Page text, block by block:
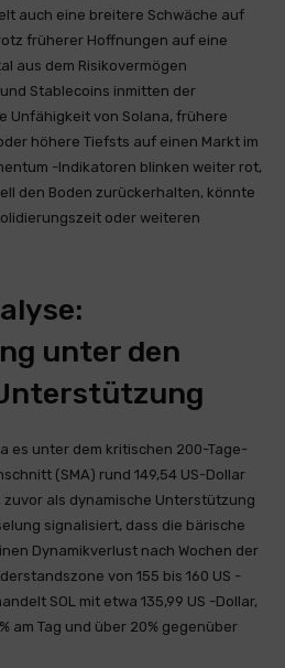
auch eine breitere Schwäche auf
früherer Hoffnungen auf eine
aus dem Risikovermögen
Stablecoins inmitten der
Unfähigkeit von Solana, frühere
höhere Tiefsts auf einen Markt im
-Indikatoren blinken weiter rot,
den Boden zurückerhalten, könnte
oder weiteren
unter den
es unter dem kritischen 200-Tage-
(SMA) rund 149,54 US-Dollar
als dynamische Unterstützung
signalisiert, dass die bärische
Dynamikverlust nach Wochen der
von 155 bis 160 US -
SOL mit etwa 135,99 US -Dollar,
am Tag und über 20% gegenüber